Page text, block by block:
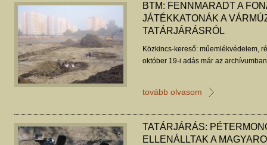
BTM: FENNMARADT A
JÁTÉKKATONÁK A
TATÁRJÁRÁSRÓL
Közkincs-kereső: műemlékvédelem,
október 19-i adás már az
tovább olvasom
TATÁRJÁRÁS:
ELLENÁLLTAK A